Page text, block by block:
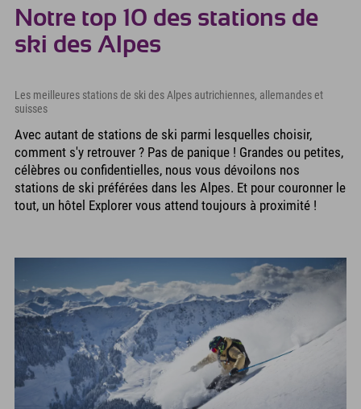
Notre top 10 des stations de
ski des Alpes
Les meilleures stations de ski des Alpes autrichiennes, allemandes et
suisses
Avec autant de stations de ski parmi lesquelles choisir,
comment s'y retrouver ? Pas de panique ! Grandes ou petites,
célèbres ou confidentielles, nous vous dévoilons nos
stations de ski préférées dans les Alpes. Et pour couronner le
tout, un hôtel Explorer vous attend toujours à proximité !